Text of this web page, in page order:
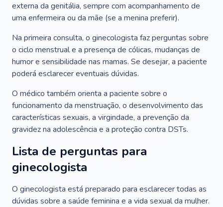
externa da genitália, sempre com acompanhamento de
uma enfermeira ou da mãe (se a menina preferir).
Na primeira consulta, o ginecologista faz perguntas sobre
o ciclo menstrual e a presença de cólicas, mudanças de
humor e sensibilidade nas mamas. Se desejar, a paciente
poderá esclarecer eventuais dúvidas.
O médico também orienta a paciente sobre o
funcionamento da menstruação, o desenvolvimento das
características sexuais, a virgindade, a prevenção da
gravidez na adolescência e a proteção contra DSTs.
Lista de perguntas para
ginecologista
O ginecologista está preparado para esclarecer todas as
dúvidas sobre a saúde feminina e a vida sexual da mulher.